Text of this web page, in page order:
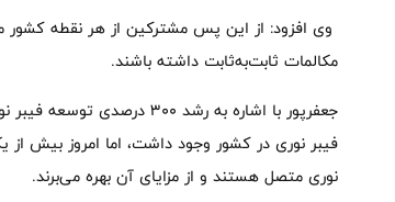
وی افزود: از این پس مشترکین از هر نقطه کشور
مکالمات ثابت‌به‌ثابت داشته باشند.
نوری متصل هستند و از مزایای آن بهره می‌برند.